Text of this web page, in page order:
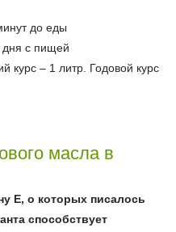
до еды
дня с пищей
курс – 1 литр. Годовой курс
масла в
E, о которых писалось
способствует